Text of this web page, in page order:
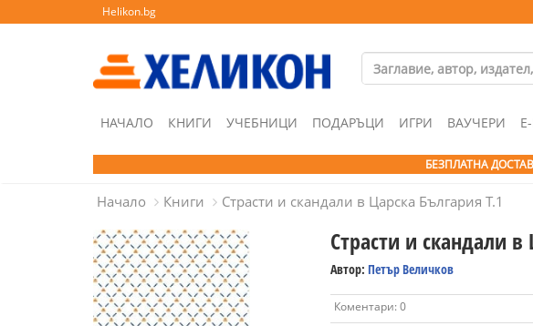
Helikon.bg
НАЧАЛО КНИГИ УЧЕБНИЦИ ПОДАРЪЦИ ИГРИ ВАУЧЕРИ
БЕЗПЛАТНА
Начало Книги Страсти и скандали в Царска България Т.1
Страсти и скандали в
Автор: Петър Величков
Коментари: 0